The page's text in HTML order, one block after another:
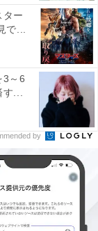
場を狙うよう
は以下の通り
ター
で...
3～6
...
by